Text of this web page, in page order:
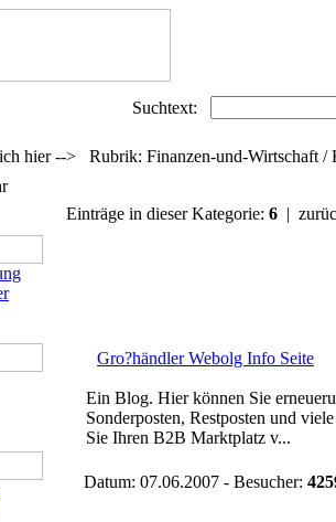
Suchtext:
hier --> Rubrik: Finanzen-und-Wirtschaft /
Einträge in dieser Kategorie: 6 |
Gro?händler Webolg Info Seite
Ein Blog. Hier können Sie
Sonderposten, Restposten und
Sie Ihren B2B Marktplatz v...
Datum: 07.06.2007 - Besucher: